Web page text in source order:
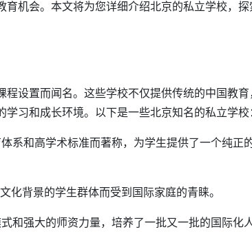
机会。本文将为您详细介绍北京的私立学校，
设置而闻名。这些学校不仅提供传统的中国教育
习和成长环境。以下是一些北京知名的私立学校
系和高学术标准而著称，为学生提供了一个纯正
化背景的学生群体而受到国际家庭的青睐。
和强大的师资力量，培养了一批又一批的国际化人